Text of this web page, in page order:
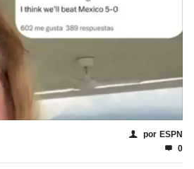
👤 por ESPN
 0